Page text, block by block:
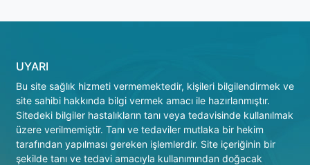
UYARI
Bu site sağlık hizmeti vermemektedir, kişileri bilgilendirmek ve
site sahibi hakkında bilgi vermek amacı ile hazırlanmıştır.
Sitedeki bilgiler hastalıkların tanı veya tedavisinde kullanılmak
üzere verilmemiştir. Tanı ve tedaviler mutlaka bir hekim
tarafından yapılması gereken işlemlerdir. Site içeriğinin bir
şekilde tanı ve tedavi amacıyla kullanımından doğacak